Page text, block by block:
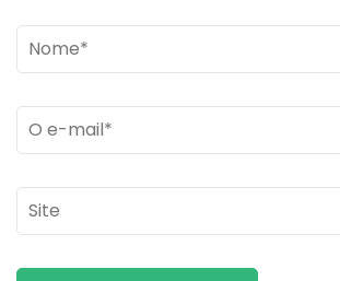
Name*
Email *
Site